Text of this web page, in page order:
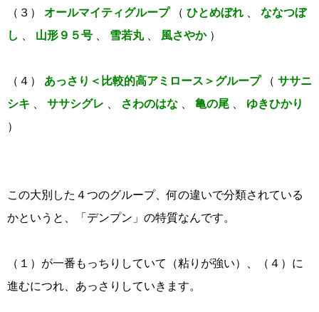
（３） オールマイティグループ （ ひとめぼれ
ななつぼ
し
山形９５号 雪若丸 風さやか ）
（４） あっさり＜比較的高アミロース＞グループ （ ササニ
シキ
ササシグレ さわのはな 亀の尾
ゆきひかり
）
この大別した４つのグループ、何の違いで分類されている
かというと、「デンプン」の特質なんです。
（１）が一番もっちりしていて（粘りが強い）、（４）に
進むにつれ、あっさりしていきます。